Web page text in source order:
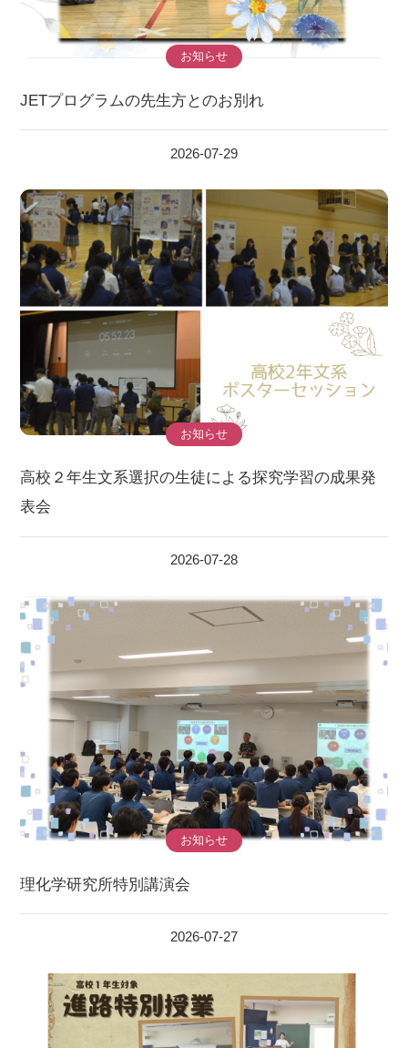
お知らせ
JETプログラムの先生方とのお別れ
2026-07-29
お知らせ
高校２年生文系選択の生徒による探究学習の成果発
表会
2026-07-28
お知らせ
理化学研究所特別講演会
2026-07-27